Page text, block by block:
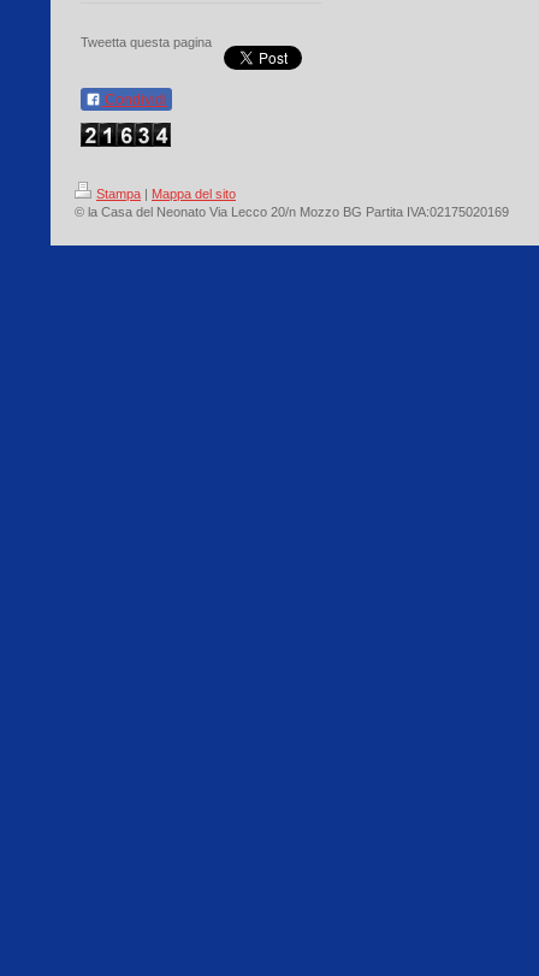
Tweetta questa pagina
Condividi
Stampa | Mappa del sito
© la Casa del Neonato Via Lecco 20/n Mozzo BG Partita IVA:02175020169